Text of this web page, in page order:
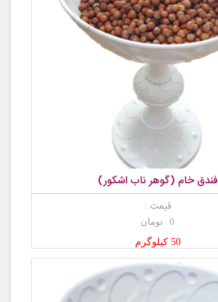
فندق خام (گوهر ناب اشکور)
قیمت :
0 تومان
50 کیلوگرم